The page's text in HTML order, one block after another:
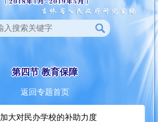
第四节 教育保障
返回专题首页
加大对民办学校的补助力度